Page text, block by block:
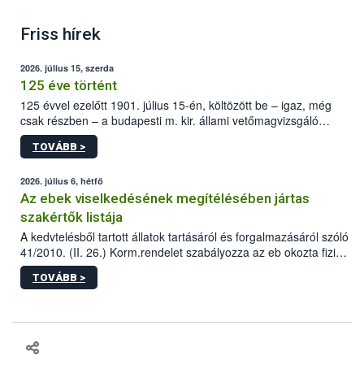
Friss hírek
2026. július 15, szerda
125 éve történt
125 évvel ezelőtt 1901. július 15-én, költözött be – igaz, még
csak részben – a budapesti m. kir. állami vetőmagvizsgáló
állomás a Kis Rókus utca 15. szám alatti, Czigler Győző által
tervezett új épületébe.
TOVÁBB >
2026. július 6, hétfő
Az ebek viselkedésének megítélésében jártas
szakértők listája
A kedvtelésből tartott állatok tartásáról és forgalmazásáról szóló
41/2010. (II. 26.) Korm.rendelet szabályozza az eb okozta fizikai
sérülés, illetve ennek veszélye keletkezésekor felmerülő
hatósági feladatokat, valamint a veszélyes eb tartását és annak
TOVÁBB >